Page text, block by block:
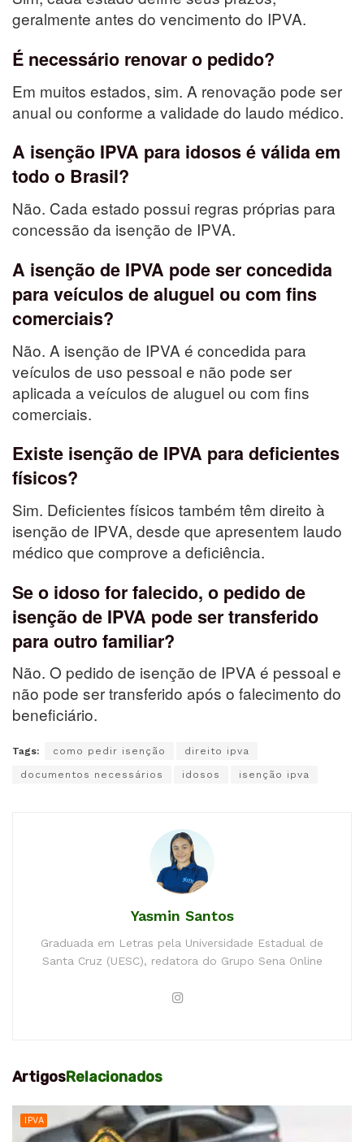
geralmente antes do vencimento do IPVA.
É necessário renovar o pedido?
Em muitos estados, sim. A renovação pode ser
anual ou conforme a validade do laudo médico.
A isenção IPVA para idosos é válida em
todo o Brasil?
Não. Cada estado possui regras próprias para
concessão da isenção de IPVA.
A isenção de IPVA pode ser concedida
para veículos de aluguel ou com fins
comerciais?
Não. A isenção de IPVA é concedida para
veículos de uso pessoal e não pode ser
aplicada a veículos de aluguel ou com fins
comerciais.
Existe isenção de IPVA para deficientes
físicos?
Sim. Deficientes físicos também têm direito à
isenção de IPVA, desde que apresentem laudo
médico que comprove a deficiência.
Se o idoso for falecido, o pedido de
isenção de IPVA pode ser transferido
para outro familiar?
Não. O pedido de isenção de IPVA é pessoal e
não pode ser transferido após o falecimento do
beneficiário.
Tags: como pedir isenção direito ipva
documentos necessários idosos isenção ipva
Yasmin Santos
Graduada em Letras pela Universidade Estadual de
Santa Cruz (UESC), redatora do Grupo Sena Online
ArtigosRelacionados
IPVA